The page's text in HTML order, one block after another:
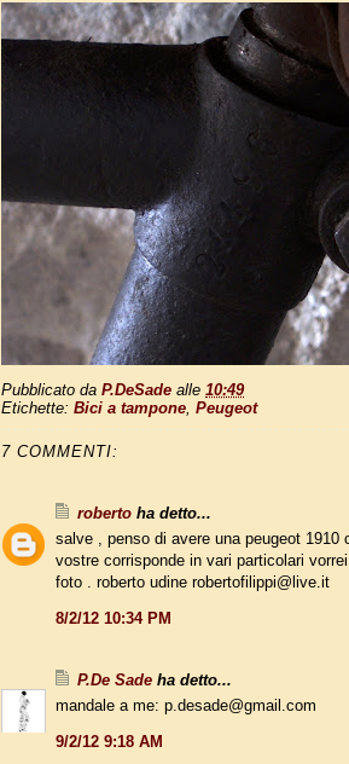
Pubblicato da P.DeSade alle 10:49
Etichette: Bici a tampone Peugeot
7 COMMENTI:
roberto ha detto...
salve , penso di avere una peugeot 1910
vostre corrisponde in vari particolari
foto . roberto udine robertofilippi@live.it
8/2/12 10:34 PM
P.De Sade ha detto...
mandale a me: p.desade@gmail.com
9/2/12 9:18 AM